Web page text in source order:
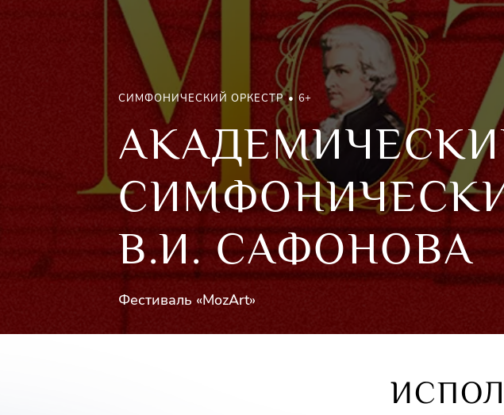
СИМФОНИЧЕСКИЙ ОРКЕСТР 6+
В.И. САФОНОВА
Фестиваль «MozArt»